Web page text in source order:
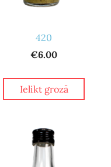
420
€6.00
Ielikt grozā